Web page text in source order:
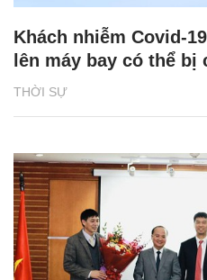
THỜI SỰ
Khách nhiễm Covid-
lên máy bay có thể bị